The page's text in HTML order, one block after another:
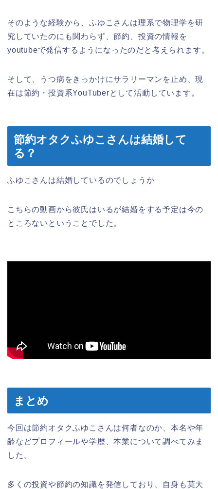
そのような経験から、ふゆこさんは理系で物理学を研
究していたのにも関わらず、節約、投資の情報を
youtubeで発信するようになったのだと考えられます。
そして、うつ病をきっかけにサラリーマンを止め、現
在は節約・投資系YouTuberとして活動しています。
節約オタクふゆこさんは結婚して
る？
ふゆこさんは結婚しているのでしょうか
こちらの動画から彼氏はいるが結婚をする予定は今の
ところないということでした。
まとめ
今回は節約オタクふゆこさんは何者なのか、本名や年
齢などプロフィールや学歴、本業について調べてみま
した。
多くの投資や節約の知識を発信しており、自身も莫大